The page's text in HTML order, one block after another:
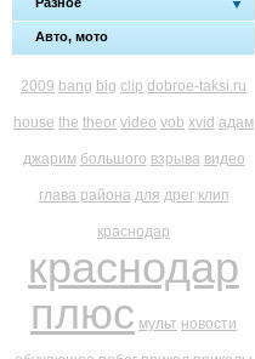
Авто, мото
2009 bang big clip dobroe-taksi.ru
house the theor video vob xvid адам
джарим большого взрыва видео
глава района для дрег клип
краснодар
краснодар
плюс мульт новости